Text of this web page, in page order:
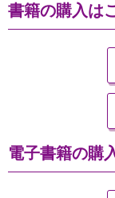
書籍の購入は
電子書籍の購